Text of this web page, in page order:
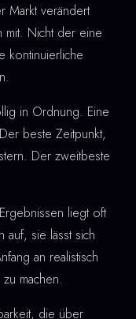
Markt verändert
mit. Nicht der eine
kontinuierliche
in Ordnung. Eine
beste Zeitpunkt,
Der zweitbeste
liegt oft
auf, sie lässt sich
an realistisch
machen.
die über